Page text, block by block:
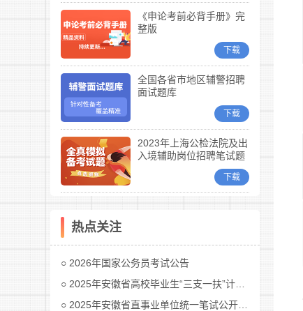
《申论考前必背手册》完
整版
下载
全国各省市地区辅警招聘
面试题库
下载
2023年上海公检法院及出
入境辅助岗位招聘笔试题
下载
热点关注
2026年国家公务员考试公告
2025年安徽省高校毕业生“三支一扶”计划招募公告
2025年安徽省直事业单位统一笔试公开招聘工作人员公告